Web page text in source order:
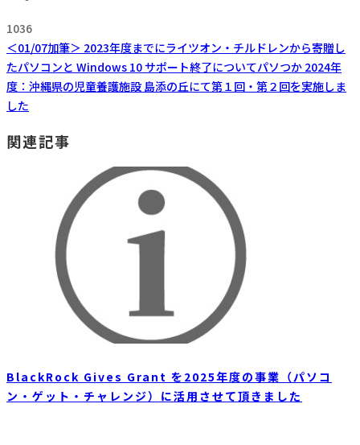
1036
＜01/07加筆＞ 2023年度までにライツオン・チルドレンから寄贈し
たパソコンと Windows 10 サポート終了についてパソつか 2024年
度：沖縄県の児童養護施設 島添の丘にて第１回・第２回を実施しま
した
関連記事
BlackRock Gives Grant を2025年度の事業（パソコ
ン・ゲット・チャレンジ）に活用させて頂きました